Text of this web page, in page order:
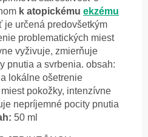
k atopickému ekzému
je určená predovšetkým
problematických miest
vyživuje, zmierňuje
pnutia a svrbenia. obsah:
lokálne ošetrenie
pokožky, intenzívne
nepríjemné pocity pnutia
50 ml